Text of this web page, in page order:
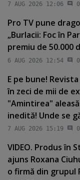
7 AUG 2026 12:06 0
Pro TV pune
„Burlacii: Foc în
premiu de 50.000
6 AUG 2026 12:54 0
E pe bune!
în zeci de mii de
"Amintirea"
inedită! Unde se
7 AUG 2026 15:19 0
VIDEO. Produs în
ajuns Roxana
o firmă din grupul